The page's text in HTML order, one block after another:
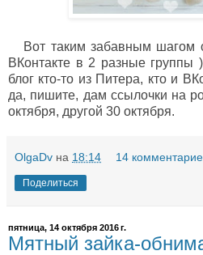
Вот таким забавным шагом
ВКонтакте в 2 разные группы
блог кто-то из Питера, кто и
да, пишите, дам ссылочки на
октября, другой 30 октября.
OlgaDv на 18:14 14
Поделиться
пятница, 14 октября 2016 г.
Мятный зайка-